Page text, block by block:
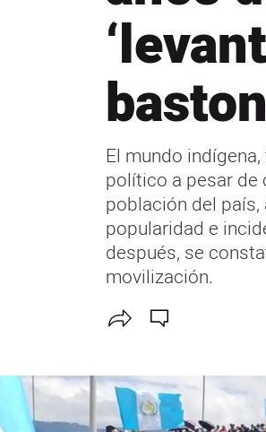
El mundo
político a pesar
población del
popularidad e
después, se
movilización.